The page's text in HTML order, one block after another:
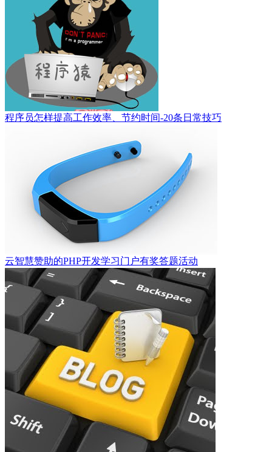
程序员怎样提高工作效率、节约时间-20条日常技巧
云智慧赞助的PHP开发学习门户有奖答题活动